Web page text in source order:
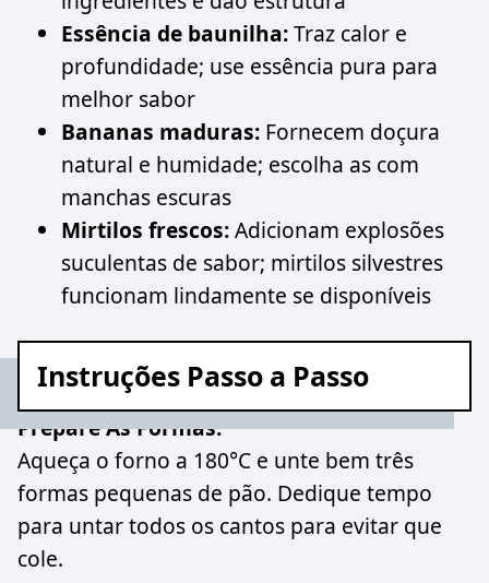
Essência de baunilha:Traz calor e
profundidade; use essência pura para
melhor sabor
Bananas maduras: Fornecem doçura
natural e humidade; escolha as com
manchas escuras
Mirtilos frescos:Adicionam explosões
suculentas de sabor; mirtilos silvestres
funcionam lindamente se disponíveis
Instruções Passo a Passo
Prepare As Formas:
Aqueça o forno a 180°C e unte bem três
formas pequenas de pão. Dedique tempo
para untar todos os cantos para evitar que
cole.